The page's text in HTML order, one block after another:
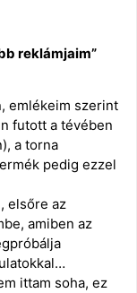
reklámjaim”
emlékeim szerint
futott a tévében
a torna
pedig ezzel
elsőre az
amiben az
ittam soha, ez